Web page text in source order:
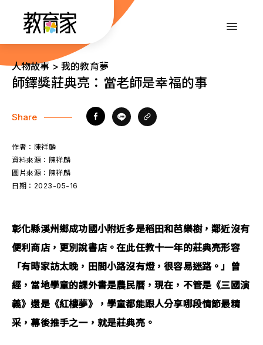
內
::: 人物故事 > 我的教育夢
師鐸獎莊典亮：當老師是幸福的事
Share
作者： 陳祥麟
資料來源： 陳祥麟
圖片來源： 陳祥麟
日期： 2023-05-16
彰化縣溪州鄉成功國小附近多是稻田和芭樂樹，鄰近沒有
便利商店，更別說書店。在此任教十一年的莊典亮形容
「有時家訪太晚，田間小路沒有燈，很容易迷路。」曾
經，當地學童的課外書是農民曆，現在，不管是《三國演
義》還是《紅樓夢》，學童都能跟人分享哪段情節最精
采，幕後推手之一，就是莊典亮。